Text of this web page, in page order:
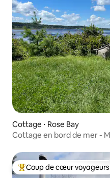
Cottage ⋅ Rose Bay
Cottage en bord de mer -
Coups de cœur voyageurs
Coup de cœur voyageurs